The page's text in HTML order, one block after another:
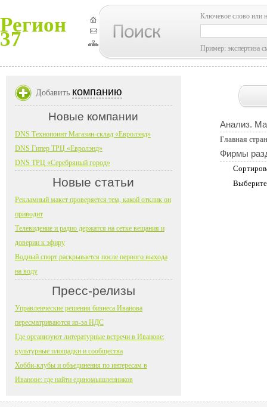
Регион
37
Ключевое слово или
Пример: экспертиза
Анализ.
Главная
Фирмы
Добавить компанию
Новые компании
DNS Технопоинт Магазин-склад «Евролэнд»
DNS Гипер ТРЦ «Евролэнд»
DNS ТРЦ «Серебряный город»
Новые статьи
Рекламный макет проверяется тем, какой отклик он
приводит
Телевидение и радио держатся на сетке вещания и
доверии к эфиру
Водный спорт раскрывается после первого выхода
на воду
Пресс-релизы
Управленческие решения бизнеса Иванова
пересматриваются из-за НДС
Где организуют литературные встречи в Иванове:
культурные площадки и сообщества
Хобби-клубы и объединения по интересам в
Иванове: где найти единомышленников